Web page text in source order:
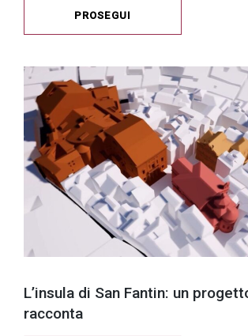
PROSEGUI
L’insula di San Fantin: un
racconta